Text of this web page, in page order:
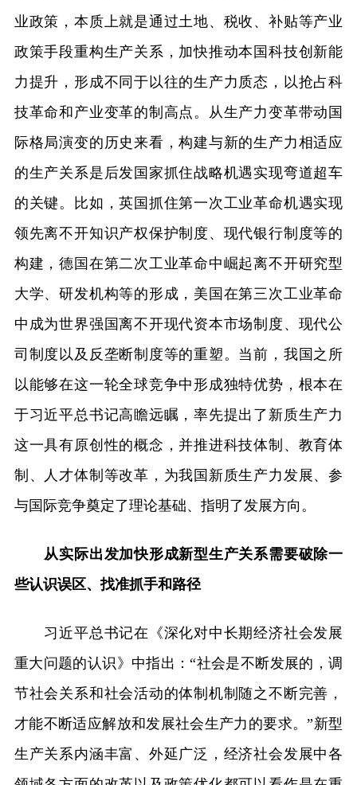
业政策，本质上就是通过土地、税收、补贴等产业
政策手段重构生产关系，加快推动本国科技创新能
力提升，形成不同于以往的生产力质态，以抢占科
技革命和产业变革的制高点。从生产力变革带动国
际格局演变的历史来看，构建与新的生产力相适应
的生产关系是后发国家抓住战略机遇实现弯道超车
的关键。比如，英国抓住第一次工业革命机遇实现
领先离不开知识产权保护制度、现代银行制度等的
构建，德国在第二次工业革命中崛起离不开研究型
大学、研发机构等的形成，美国在第三次工业革命
中成为世界强国离不开现代资本市场制度、现代公
司制度以及反垄断制度等的重塑。当前，我国之所
以能够在这一轮全球竞争中形成独特优势，根本在
于习近平总书记高瞻远瞩，率先提出了新质生产力
这一具有原创性的概念，并推进科技体制、教育体
制、人才体制等改革，为我国新质生产力发展、参
与国际竞争奠定了理论基础、指明了发展方向。
从实际出发加快形成新型生产关系需要破除一
些认识误区、找准抓手和路径
习近平总书记在《深化对中长期经济社会发展
重大问题的认识》中指出：“社会是不断发展的，调
节社会关系和社会活动的体制机制随之不断完善，
才能不断适应解放和发展社会生产力的要求。”新型
生产关系内涵丰富、外延广泛，经济社会发展中各